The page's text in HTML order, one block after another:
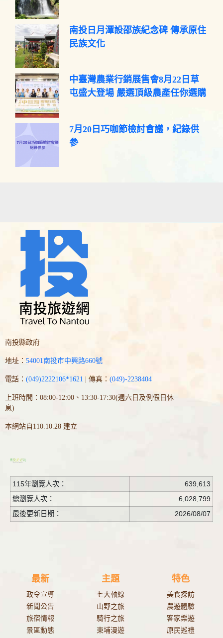
南投日月潭設邵族紀念碑 傳承原住
民族文化
中臺灣農業行銷展售會8月22日草
屯盛大登場 嚴選頂級農產任你選購
7月20日巧咖節檢討會議，紀錄供
參
南投縣政府
地址： 54001南投市中興路660號
電話： (049)2222106*1621 | 傳真： (049)-2238404
上班時間：08:00-12:00、13:30-17:30(週六日及例假日休
息)
本網站自110.10.28 建立
115年瀏覽人次：
639,613
總瀏覽人次：
6,028,799
最後更新日期：
2026/08/07
最新
政令宣導
新聞公告
旅宿情報
景區動態
主題
七大軸線
山野之旅
騎行之旅
東埔漫遊
特色
美食探訪
農遊體驗
客家樂遊
原民巡禮